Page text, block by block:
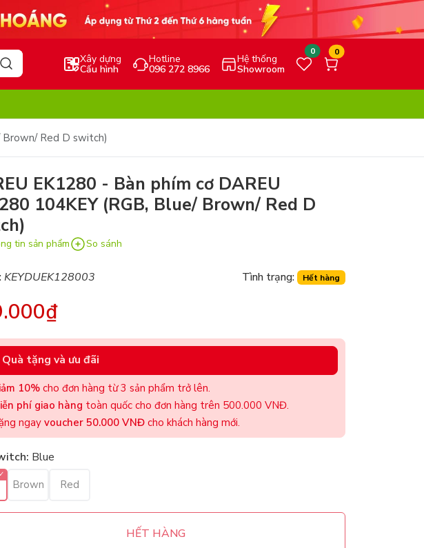
Xây dựng
Cấu hình
Hotline
096 272 8966
Hệ thống
Showroom
0 0
Brown/ Red D switch)
EK1280 - Bàn phím cơ DAREU
104KEY (RGB, Blue/ Brown/ Red D
tin sản phẩm So sánh
KEYDUEK128003 Tình trạng: Hết hàng
Quà tặng và ưu đãi
10%cho đơn hàng từ 3 sản phẩm trở lên.
phí giao hàng toàn quốc cho đơn hàng trên 500.000 VNĐ.
ngayvoucher 50.000 VNĐ cho khách hàng mới.
Blue
Brown Red
HẾT HÀNG